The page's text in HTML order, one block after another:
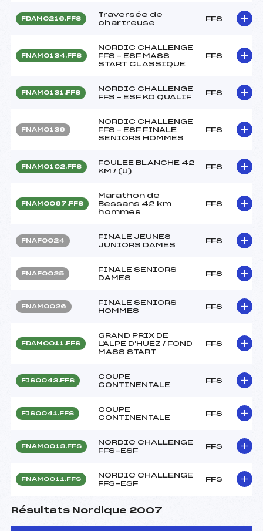
FDAM0216.FFS
Traversée de
chartreuse
FFS
FNAM0134.FFS
NORDIC CHALLENGE
FFS – ESF MASS
START CLASSIQUE
FFS
FNAM0131.FFS
NORDIC CHALLENGE
FFS – ESF KO QUALIF
FFS
FNAM0136
NORDIC CHALLENGE
FFS – ESF FINALE
SENIORS HOMMES
FFS
FNAM0102.FFS
FOULEE BLANCHE 42
KM / (u)
FFS
FNAM0067.FFS
Marathon de
Bessans 42 km
hommes
FFS
FNAF0024
FINALE JEUNES
JUNIORS DAMES
FFS
FNAF0025
FINALE SENIORS
DAMES
FFS
FNAM0026
FINALE SENIORS
HOMMES
FFS
FDAM0011.FFS
GRAND PRIX DE
L'ALPE D'HUEZ / FOND
MASS START
FFS
FIS0043.FFS
COUPE
CONTINENTALE
FFS
FIS0041.FFS
COUPE
CONTINENTALE
FFS
FNAM0013.FFS
NORDIC CHALLENGE
FFS-ESF
FFS
FNAM0011.FFS
NORDIC CHALLENGE
FFS-ESF
FFS
Résultats Nordique 2007